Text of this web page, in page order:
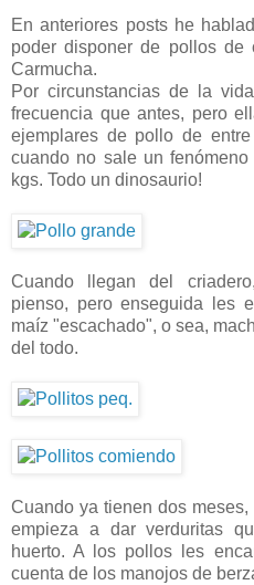
En anteriores posts he
poder disponer de pollos de
Carmucha.
Por circunstancias de la
frecuencia que antes, pero
ejemplares de pollo de
cuando no sale un
kgs. Todo un dinosaurio!
Cuando llegan del
pienso, pero enseguida les
maíz "escachado", o sea,
del todo.
Cuando ya tienen dos
empieza a dar verduritas
huerto. A los pollos les
cuenta de los manojos de